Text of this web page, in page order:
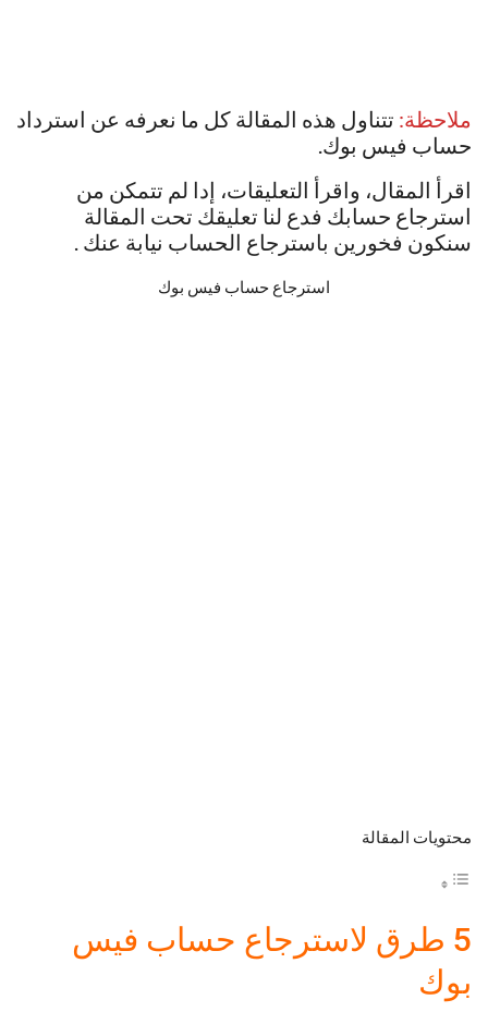
ملاحظة: تتناول هذه المقالة كل ما نعرفه عن استرداد
حساب فيس بوك.
اقرأ المقال، واقرأ التعليقات، إدا لم تتمكن من
استرجاع حسابك فدع لنا تعليقك تحت المقالة
سنكون فخورين باسترجاع الحساب نيابة عنك .
استرجاع حساب فيس بوك
محتويات المقالة
5 طرق لاسترجاع حساب فيس
بوك